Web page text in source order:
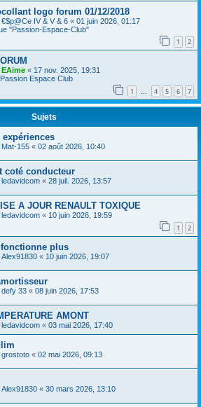
logo forum 01/12/2018
€$p@Ce IV & V & 6 « 01 juin 2026, 01:17
"Passion-Espace-Club"
1 2
EAime « 17 nov. 2025, 19:31
Espace Club
1 … 4 5 6 7
Sujets
expériences
Mat-155 « 02 août 2026, 10:40
coté conducteur
ledavidcom « 28 juil. 2026, 13:57
A JOUR RENAULT TOXIQUE
ledavidcom « 10 juin 2026, 19:59
1 2
plus
Alex91830 « 10 juin 2026, 19:07
defy 33 « 08 juin 2026, 17:53
AMONT
ledavidcom « 03 mai 2026, 17:40
grostoto « 02 mai 2026, 09:13
Alex91830 « 30 mars 2026, 13:10